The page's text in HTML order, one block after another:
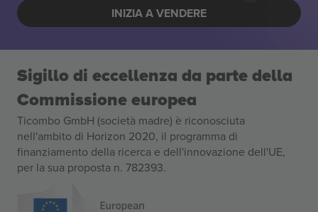
INIZIA A VENDERE
Sigillo di eccellenza da parte della
Commissione europea
Ticombo GmbH (società madre) è riconosciuta
nell'ambito di Horizon 2020, il programma di
finanziamento della ricerca e dell'innovazione dell'UE,
per la sua proposta n. 782393.